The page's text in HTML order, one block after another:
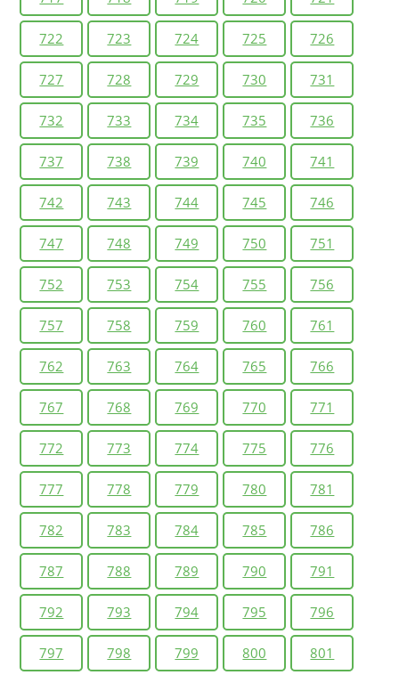
722 723 724 725 726
727 728 729 730 731
732 733 734 735 736
737 738 739 740 741
742 743 744 745 746
747 748 749 750 751
752 753 754 755 756
757 758 759 760 761
762 763 764 765 766
767 768 769 770 771
772 773 774 775 776
777 778 779 780 781
782 783 784 785 786
787 788 789 790 791
792 793 794 795 796
797 798 799 800 801